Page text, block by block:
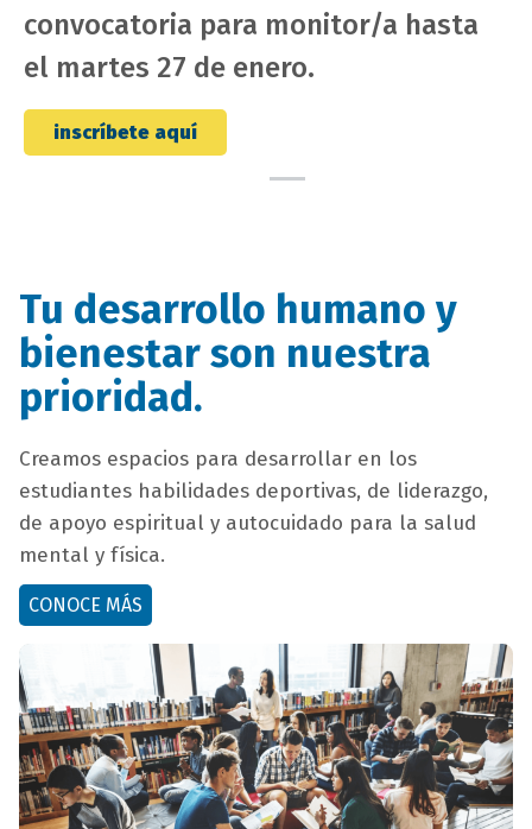
convocatoria para monitor/a hasta
el martes 27 de enero.
inscríbete aquí
titulo
bloque
titulo
Tu desarrollo humano y
bienestar son nuestra
prioridad.
campo
texto
bloque
texto
Creamos espacios para desarrollar en los
estudiantes habilidades deportivas, de liderazgo,
de apoyo espiritual y autocuidado para la salud
mental y física.
button
texto
CONOCE MÁS
bloque
texto-
imagen_imagen